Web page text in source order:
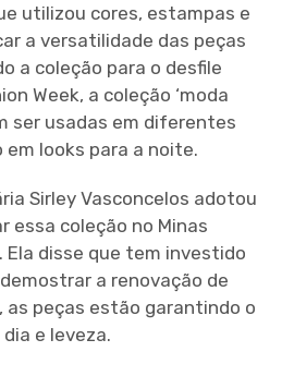
utilizou cores, estampas e
a versatilidade das peças
a coleção para o desfile
Week, a coleção ‘moda
ser usadas em diferentes
looks para a noite.
Sirley Vasconcelos adotou
essa coleção no Minas
Ela disse que tem investido
a renovação de
as peças estão garantindo o
e leveza.